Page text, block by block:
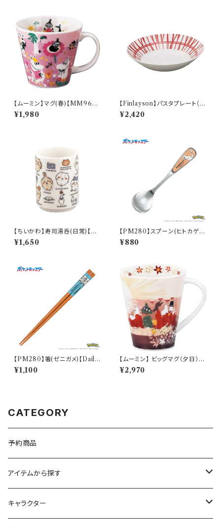
【ムーミン】マグ(春)【MM960
0】MM9601-11
¥1,980
【Finlayson】パスタプレート（レ
ッド）【コロナ】
¥2,420
【ちいかわ】寿司湯呑(日常)【CK
W50】CKW51-327
¥1,650
【PM280】スプーン(ヒトカゲ)
【Daily Sketch】PM282-850
¥880
【PM280】箸(ゼニガメ)【Daily
Sketch】PM283-840
¥1,100
【ムーミン】 ビッグマグ（夕日）
【MM3200】
¥2,970
CATEGORY
予約商品
アイテムから探す
九谷焼
キャラクター